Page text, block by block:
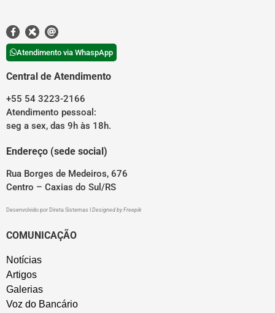
Atendimento via WhaspApp
Central de Atendimento
+55 54 3223-2166
Atendimento pessoal:
seg a sex, das 9h às 18h.
Endereço (sede social)
Rua Borges de Medeiros, 676
Centro – Caxias do Sul/RS
Desenvolvido por Direta Sistemas Designed by Freepik
COMUNICAÇÃO
Notícias
Artigos
Galerias
Voz do Bancário